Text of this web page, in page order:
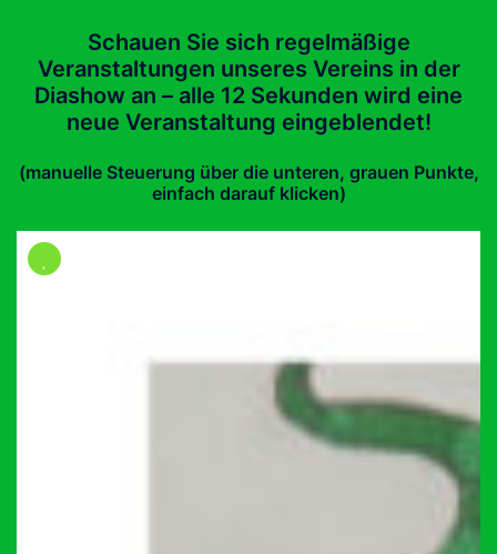
Schauen Sie sich regelmäßige
Veranstaltungen unseres Vereins in der
Diashow an – alle 12 Sekunden wird eine
neue Veranstaltung eingeblendet!
(manuelle Steuerung über die unteren, grauen Punkte,
einfach darauf klicken)